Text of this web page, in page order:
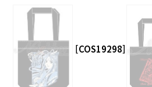
[COS19298]